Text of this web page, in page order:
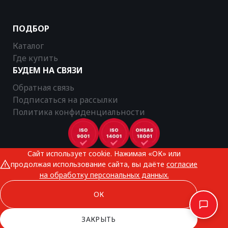
ПОДБОР
Каталог
Где купить
БУДЕМ НА СВЯЗИ
Обратная связь
Подписаться на рассылки
Политика конфиденциальности
CTR © 2025
Все права защищены
Сайт использует cookie. Нажимая «ОК» или
продолжая использование сайта, вы даёте согласие
на обработку персональных данных.
ОК
ЗАКРЫТЬ